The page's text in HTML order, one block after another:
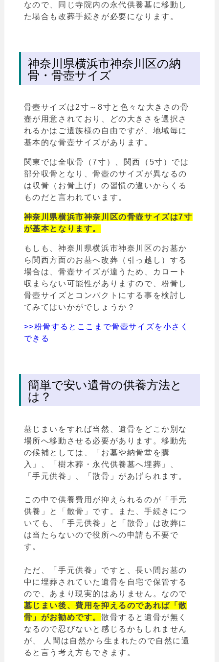
なので、同じ寺院内の永代供養墓に移動し
た場合も改葬手続きが必要になります。
神奈川県横浜市神奈川区の納
骨・骨壺サイズ
骨壺サイズは2寸～8寸と色々な大きさの骨
壺が用意されており、どの大きさを選択さ
れるかはご遺族様の自由ですが、地域毎に
基本的な骨壺サイズがあります。
関東では全収骨（7寸）、関西（5寸）では
部分収骨となり、骨壺のサイズが異なるの
は収骨（お骨上げ）の習慣の違いからくる
ものだと言われています。
神奈川県横浜市神奈川区の骨壺サイズは7寸
が基本となります。
もしも、神奈川県横浜市神奈川区のお墓か
ら関西方面のお墓へ改葬（引っ越し）する
場合は、骨壺サイズが違うため、カロート
収まらない可能性がありますので、粉骨し
骨壺サイズとコンパクトにする事を検討し
てみてはいかがでしょうか？
>>粉骨するとここまで骨壺サイズを小さく
できる
簡単で安い遺骨の供養方法と
は？
墓じまいをすれば当然、遺骨をどこか別な
場所へ移動させる必要があります。移動先
の候補としては、「お墓や納骨堂を購
入」、「樹木葬・永代供養墓へ埋葬」、
「手元供養」、「散骨」があげられます。
この中で供養費用が抑えられるのが「手元
供養」と「散骨」です。また、手続きにつ
いても、「手元供養」と「散骨」は改葬に
は当たらないので役所への申請も不要で
す。
ただ、「手元供養」ですと、長い間お墓の
中に埋葬されていた遺骨を自宅で保管する
ので、あまり現実的はありません。なので
墓じまい後、費用を抑えるのであれば「散
骨」がお勧めです。 散骨すると遺骨が無く
なるので忍びないと感じるかもしれません
が、 人間は自然から生まれたので自然に還
ると言う考え方もできます。